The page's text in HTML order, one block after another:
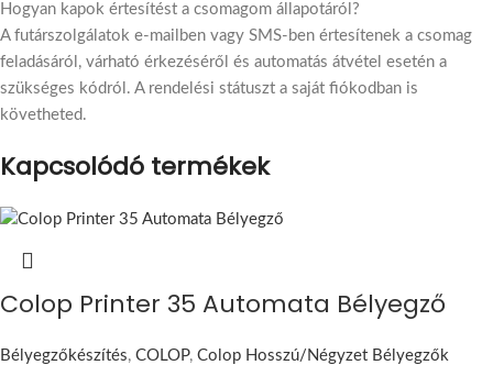
Hogyan kapok értesítést a csomagom állapotáról?
A futárszolgálatok e-mailben vagy SMS-ben értesítenek a csomag
feladásáról, várható érkezéséről és automatás átvétel esetén a
szükséges kódról. A rendelési státuszt a saját fiókodban is
követheted.
Kapcsolódó termékek
Colop Printer 35 Automata Bélyegző
Bélyegzőkészítés, COLOP, Colop Hosszú/Négyzet Bélyegzők